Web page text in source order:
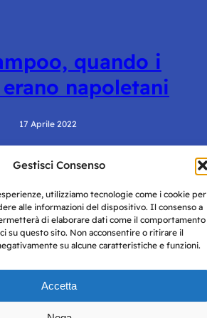
Gestisci Consenso
utilizziamo tecnologie come i cookie per
alle informazioni del dispositivo. Il consenso a
di elaborare dati come il comportamento
su questo sito. Non acconsentire o ritirare il
su alcune caratteristiche e funzioni.
Accetta
quando i
napoletani
17 Aprile 2022
numero 38 del 25/9/2019.
su questo sito sono forniti